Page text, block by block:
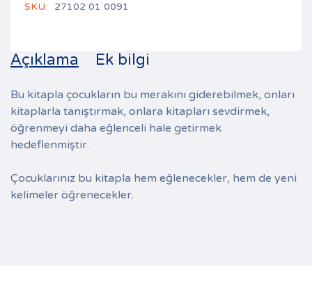
SKU: 27102 01 0091
Açıklama Ek bilgi
Bu kitapla çocukların bu merakını giderebilmek, onları
kitaplarla tanıştırmak, onlara kitapları sevdirmek,
öğrenmeyi daha eğlenceli hale getirmek
hedeflenmiştir.
Çocuklarınız bu kitapla hem eğlenecekler, hem de yeni
kelimeler öğrenecekler.